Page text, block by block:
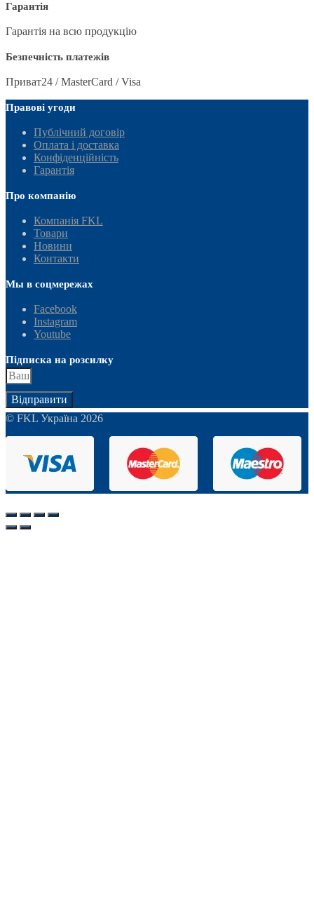
Гарантія
Гарантія на всю продукцію
Безпечність платежів
Приват24 / MasterCard / Visa
Правові угоди
Публічний договір
Оплата і доставка
Конфіденційність
Гарантія
Про компанію
Компанія FKL
Товари
Новини
Контакти
Мы в соцмережах
Facebook
Instagram
Youtube
Підписка на розсилку
Відправити
© FKL Україна 2026